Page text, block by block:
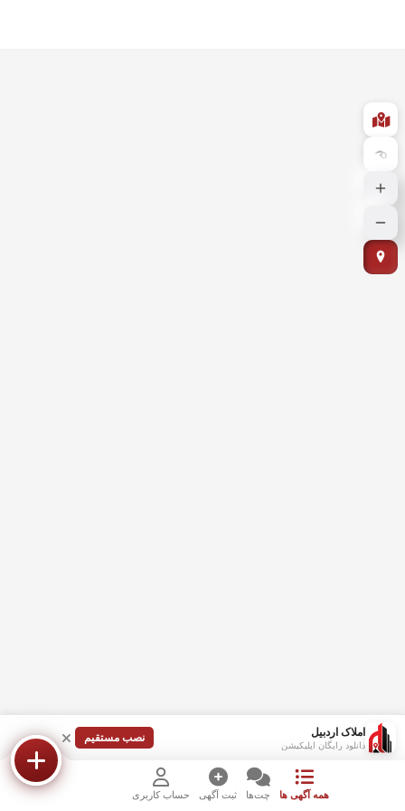
املاک اردبیل
دانلود رایگان اپلیکیشن
نصب مستقیم
همه آگهی ها چت‌ها ثبت آگهی حساب کاربری